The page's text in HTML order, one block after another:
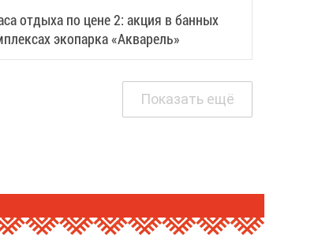
отдыха по цене 2: акция в банных
экопарка «Акварель»
Показать ещё